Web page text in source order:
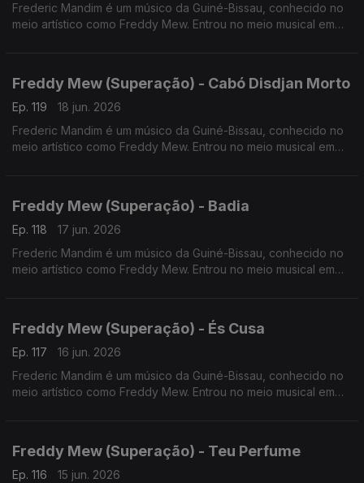
Frederic Mandim é um músico da Guiné-Bissau, conhecido no
meio artístico como Freddy Mew. Entrou no meio musical em
Freddy Mew (Superação) - Cabó Disdjan Morto
Ep. 119
18 jun. 2026
Frederic Mandim é um músico da Guiné-Bissau, conhecido no
meio artístico como Freddy Mew. Entrou no meio musical em
Freddy Mew (Superação) - Badia
Ep. 118
17 jun. 2026
Frederic Mandim é um músico da Guiné-Bissau, conhecido no
meio artístico como Freddy Mew. Entrou no meio musical em
Freddy Mew (Superação) - És Cusa
Ep. 117
16 jun. 2026
Frederic Mandim é um músico da Guiné-Bissau, conhecido no
meio artístico como Freddy Mew. Entrou no meio musical em
Freddy Mew (Superação) - Teu Perfume
Ep. 116
15 jun. 2026